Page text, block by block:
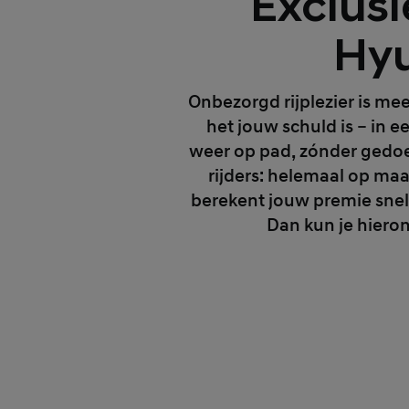
Onbezorgd rijplezier is
het jouw schuld is – in
weer op pad, zónder
rijders: helemaal op
berekent jouw premie
Dan kun je